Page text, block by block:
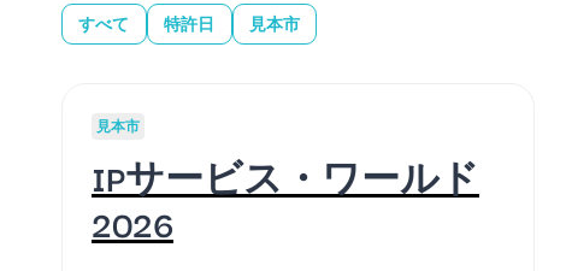
すべて 特許日 見本市
見本市
IPサービス・ワールド
2026